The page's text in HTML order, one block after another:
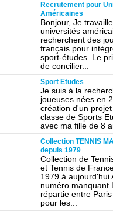
Recrutement pour
Américaines
Bonjour, Je
universités
recherchent des
français pour
sport-études. Le
de concilier...
Sport Etudes
Je suis à la
joueuses nées en
création d'un
classe de Sports
avec ma fille de 8
Collection TENNIS
depuis 1979
Collection de
et Tennis de
1979 à aujourd'hui
numéro manquant
répartie entre
pour les...